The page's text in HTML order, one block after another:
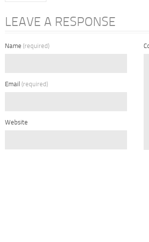
LEAVE A RESPONSE
Name (required)
Email (required)
Website